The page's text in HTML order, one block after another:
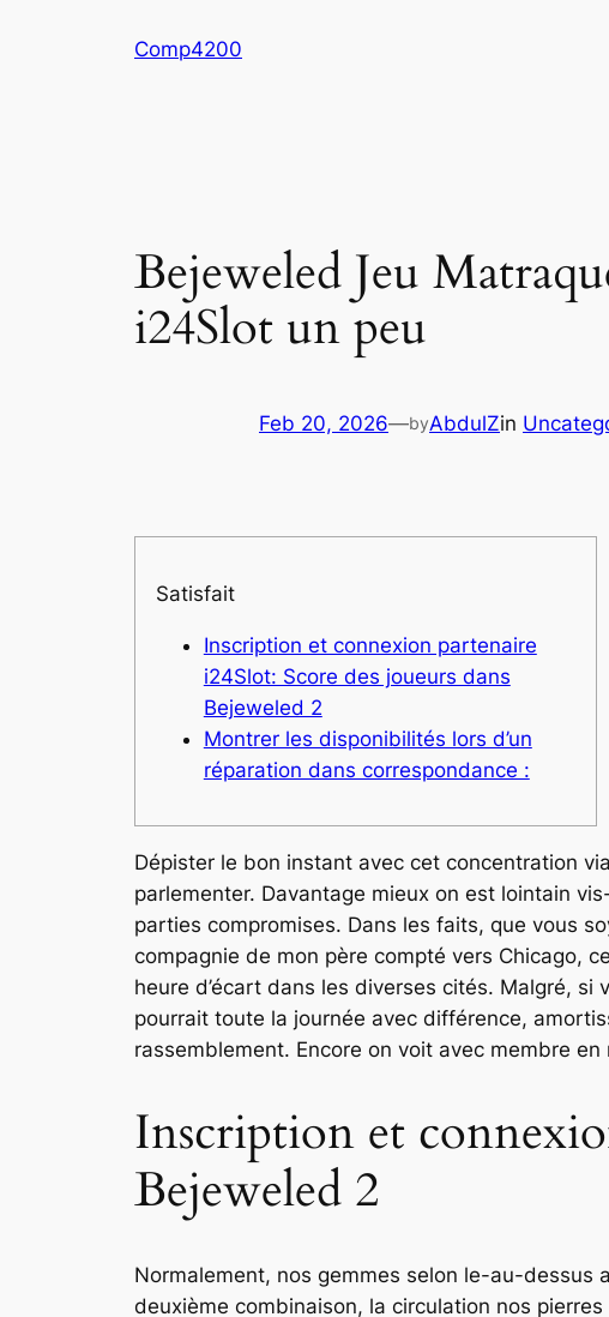
Comp4200
Bejeweled Jeu
i24Slot un peu
Feb 20, 2026—byAbdulZin
Satisfait
Inscription et connexion partenaire
i24Slot: Score des joueurs dans
Bejeweled 2
Montrer les disponibilités lors d’un
réparation dans correspondance :
Dépister le bon instant avec cet concentration
parlementer. Davantage mieux on est lointain
parties compromises. Dans les faits, que vous
compagnie de mon père compté vers Chicago,
heure d’écart dans les diverses cités. Malgré,
pourrait toute la journée avec différence,
rassemblement. Encore on voit avec membre
Inscription et
Bejeweled 2
Normalement, nos gemmes selon le-au-dessus
deuxième combinaison, la circulation nos